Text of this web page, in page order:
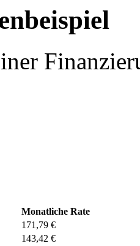
Monatliche Rate
171,79 €
143,42 €